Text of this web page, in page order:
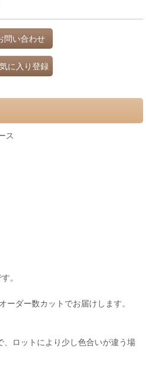
問い合わせ
に入り登録
ス
。
ダー数カットでお届けします。
ロットにより少し色合いが違う場